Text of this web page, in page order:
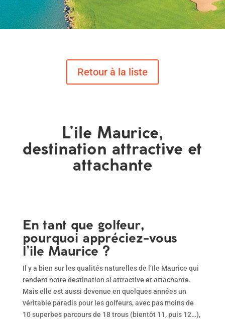
L’ile Maurice,
destination attractive et
attachante
En tant que golfeur,
pourquoi appréciez-vous
l’ile Maurice ?
Il y a bien sur les qualités naturelles de l’Ile Maurice qui
rendent notre destination si attractive et attachante.
Mais elle est aussi devenue en quelques années un
véritable paradis pour les golfeurs, avec pas moins de
10 superbes parcours de 18 trous (bientôt 11, puis 12…),